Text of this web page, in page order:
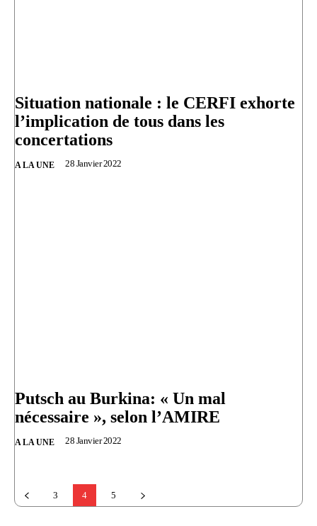
Situation nationale : le CERFI exhorte
l’implication de tous dans les
concertations
A LA UNE 28 Janvier 2022
Putsch au Burkina: « Un mal
nécessaire », selon l’AMIRE
A LA UNE 28 Janvier 2022
3 4 5